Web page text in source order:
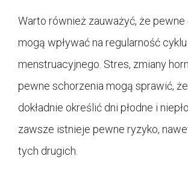
Warto również zauważyć, że pewne
mogą wpływać na regularność cyklu
menstruacyjnego. Stres, zmiany
pewne schorzenia mogą sprawić,
dokładnie określić dni płodne i
zawsze istnieje pewne ryzyko,
tych drugich.